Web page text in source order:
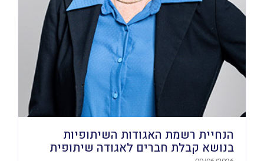
הנחיית רשמת האגודות השיתופיות
בנושא קבלת חברים לאגודה שיתופית